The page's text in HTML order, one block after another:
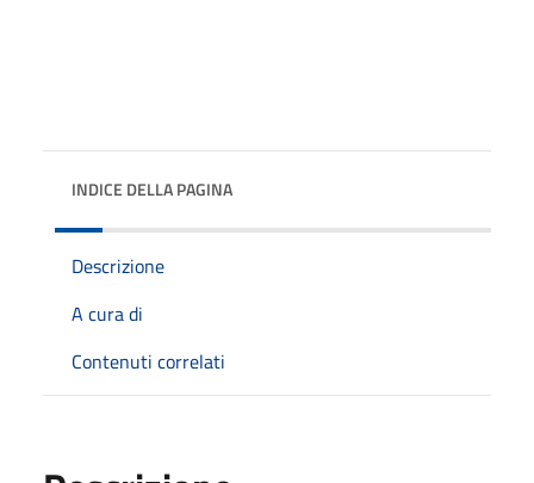
INDICE DELLA PAGINA
Descrizione
A cura di
Contenuti correlati